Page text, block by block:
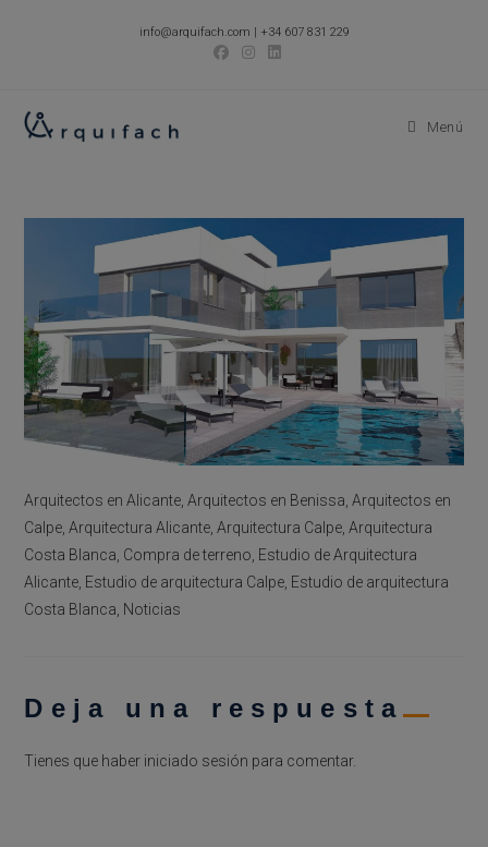
info@arquifach.com | +34 607 831 229
Menú
Arquitectos en Alicante, Arquitectos en Benissa, Arquitectos en
Calpe, Arquitectura Alicante, Arquitectura Calpe, Arquitectura
Costa Blanca, Compra de terreno, Estudio de Arquitectura
Alicante, Estudio de arquitectura Calpe, Estudio de arquitectura
Costa Blanca, Noticias
Deja una respuesta
Tienes que haber iniciado sesión para comentar.